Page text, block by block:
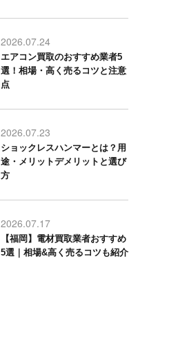
2026.07.24
エアコン買取のおすすめ業者5
選！相場・高く売るコツと注意
点
2026.07.23
ショックレスハンマーとは？用
途・メリットデメリットと選び
方
2026.07.17
【福岡】電材買取業者おすすめ
5選｜相場&高く売るコツも紹介